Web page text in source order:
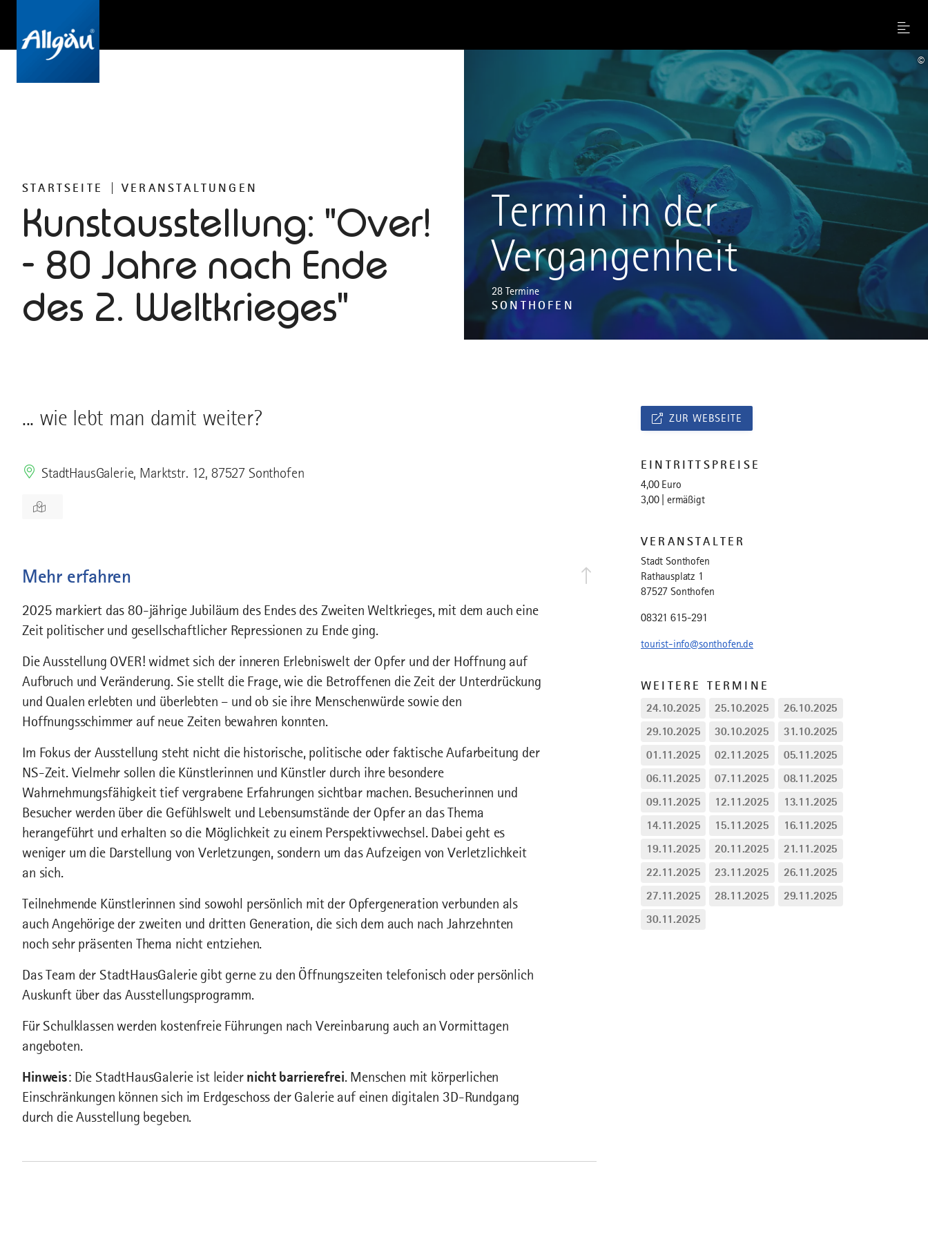
Menu
STARTSEITE VERANSTALTUNGEN
Kunstausstellung: "Over!
- 80 Jahre nach Ende
des 2. Weltkrieges"
Termin in der
Vergangenheit
28 Termine
SONTHOFEN
©
... wie lebt man damit weiter?
StadtHausGalerie, Marktstr. 12, 87527 Sonthofen
Mehr erfahren
2025 markiert das 80-jährige Jubiläum des Endes des Zweiten Weltkrieges, mit dem auch eine
Zeit politischer und gesellschaftlicher Repressionen zu Ende ging.
Die Ausstellung OVER! widmet sich der inneren Erlebniswelt der Opfer und der Hoffnung auf
Aufbruch und Veränderung. Sie stellt die Frage, wie die Betroffenen die Zeit der Unterdrückung
und Qualen erlebten und überlebten – und ob sie ihre Menschenwürde sowie den
Hoffnungsschimmer auf neue Zeiten bewahren konnten.
Im Fokus der Ausstellung steht nicht die historische, politische oder faktische Aufarbeitung der
NS-Zeit. Vielmehr sollen die Künstlerinnen und Künstler durch ihre besondere
Wahrnehmungsfähigkeit tief vergrabene Erfahrungen sichtbar machen. Besucherinnen und
Besucher werden über die Gefühlswelt und Lebensumstände der Opfer an das Thema
herangeführt und erhalten so die Möglichkeit zu einem Perspektivwechsel. Dabei geht es
weniger um die Darstellung von Verletzungen, sondern um das Aufzeigen von Verletzlichkeit
an sich.
Teilnehmende Künstlerinnen sind sowohl persönlich mit der Opfergeneration verbunden als
auch Angehörige der zweiten und dritten Generation, die sich dem auch nach Jahrzehnten
noch sehr präsenten Thema nicht entziehen.
Das Team der StadtHausGalerie gibt gerne zu den Öffnungszeiten telefonisch oder persönlich
Auskunft über das Ausstellungsprogramm.
Für Schulklassen werden kostenfreie Führungen nach Vereinbarung auch an Vormittagen
angeboten.
Hinweis: Die StadtHausGalerie ist leider nicht barrierefrei. Menschen mit körperlichen
Einschränkungen können sich im Erdgeschoss der Galerie auf einen digitalen 3D-Rundgang
durch die Ausstellung begeben.
ZUR WEBSEITE
EINTRITTSPREISE
4,00 Euro
3,00 | ermäßigt
VERANSTALTER
Stadt Sonthofen
Rathausplatz 1
87527 Sonthofen
08321 615-291
tourist-info@sonthofen.de
WEITERE TERMINE
24.10.2025 25.10.2025
26.10.2025
29.10.2025
30.10.2025
31.10.2025
01.11.2025
02.11.2025
05.11.2025
06.11.2025
07.11.2025
08.11.2025
09.11.2025
12.11.2025
13.11.2025
14.11.2025
15.11.2025
16.11.2025
19.11.2025
20.11.2025
21.11.2025
22.11.2025
23.11.2025
26.11.2025
27.11.2025
28.11.2025
29.11.2025
30.11.2025